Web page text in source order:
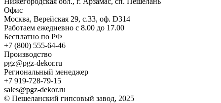
Офис
Москва, Верейская 29, с.33, оф. D314
Работаем ежедневно с 8.00 до 17.00
Бесплатно по РФ
+7 (800) 555-64-46
Производство
pgz@pgz-dekor.ru
Региональный менеджер
+7 919-728-79-15
sales@pgz-dekor.ru
© Пешеланский гипсовый завод, 2025